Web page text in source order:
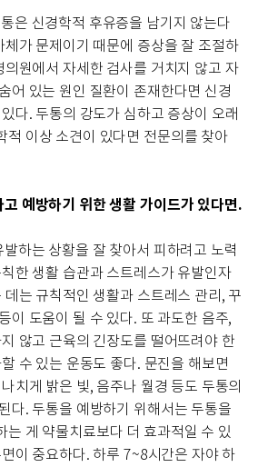
은 신경학적 후유증을 남기지 않는다
체가 문제이기 때문에 증상을 잘 조절하
의원에서 자세한 검사를 거치지 않고 자
어 있는 원인 질환이 존재한다면 신경
다. 두통의 강도가 심하고 증상이 오래
적 이상 소견이 있다면 전문의를 찾아
예방하기 위한 생활 가이드가 있다면.
하는 상황을 잘 찾아서 피하려고 노력
한 생활 습관과 스트레스가 유발인자
는 규칙적인 생활과 스트레스 관리, 꾸
이 도움이 될 수 있다. 또 과도한 음주,
않고 근육의 긴장도를 떨어뜨려야 한
수 있는 운동도 좋다. 문진을 해보면
치게 밝은 빛, 음주나 월경 등도 두통의
다. 두통을 예방하기 위해서는 두통을
는 게 약물치료보다 더 효과적일 수 있
이 중요하다. 하루 7~8시간은 자야 하